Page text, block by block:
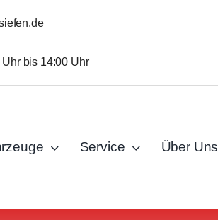
bis 14:00 Uhr
Service Über Uns